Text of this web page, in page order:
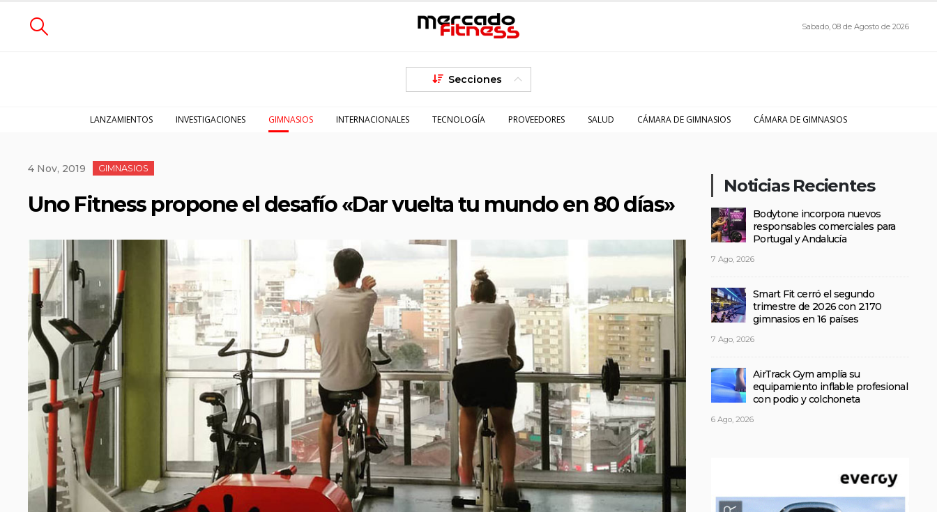
Sabado, 08 de Agosto de 2026
Secciones
LANZAMIENTOS INVESTIGACIONES GIMNASIOS INTERNACIONALES TECNOLOGÍA PROVEEDORES SALUD CÁMARA DE GIMNASIOS CÁMARA DE GIMNASIOS
4 Nov, 2019 GIMNASIOS
Uno Fitness propone el desafío «Dar vuelta tu mundo en 80 días»
Noticias Recientes
Bodytone incorpora nuevos
responsables comerciales para
Portugal y Andalucía
7 Ago, 2026
Smart Fit cerró el segundo
trimestre de 2026 con 2.170
gimnasios en 16 países
7 Ago, 2026
AirTrack Gym amplía su
equipamiento inflable profesional
con podio y colchoneta
6 Ago, 2026